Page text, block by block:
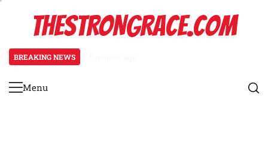
contentTHESTRONGRACE.COM
BREAKING NEWS
Primary
Menu